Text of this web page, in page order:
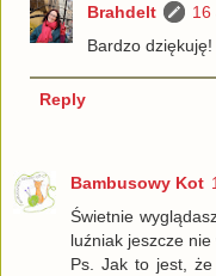
Brahdelt
16
Bardzo
Reply
Bambusowy Kot
Świetnie
luźniak jeszcze nie
Ps. Jak to jest, że